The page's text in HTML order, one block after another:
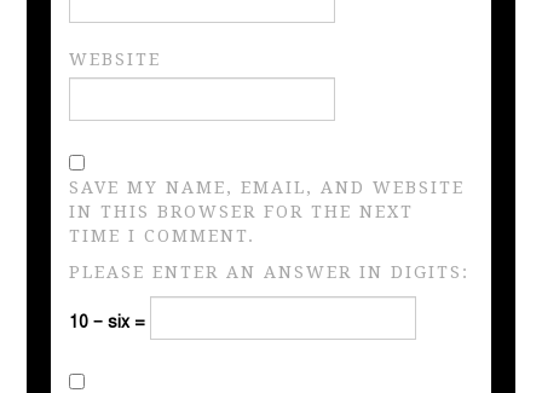
WEBSITE
SAVE MY NAME, EMAIL, AND WEBSITE
IN THIS BROWSER FOR THE NEXT
TIME I COMMENT.
PLEASE ENTER AN ANSWER IN DIGITS:
10 − six =